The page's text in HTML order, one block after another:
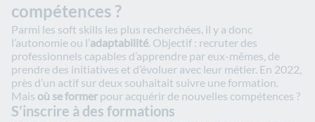
compétences ?
Parmi les soft skills les plus recherchées, il y a donc
l’autonomie ou l’adaptabilité. Objectif : recruter des
professionnels capables d’apprendre par eux-mêmes, de
prendre des initiatives et d’évoluer avec leur métier. En 2022,
près d’un actif sur deux souhaitait suivre une formation.
Mais où se formerpour acquérir de nouvelles compétences ?
S’inscrire à des formations